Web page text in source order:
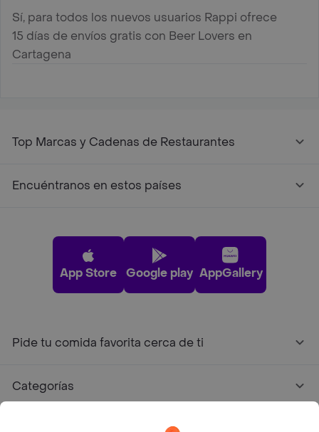
Sí, para todos los nuevos usuarios Rappi ofrece
15 días de envíos gratis con Beer Lovers en
Cartagena
Top Marcas y Cadenas de Restaurantes
Encuéntranos en estos países
App Store Google play AppGallery
Pide tu comida favorita cerca de ti
Categorías